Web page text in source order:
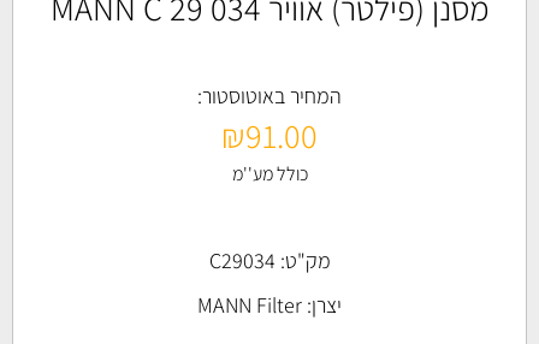
המחיר באוטוסטור:
₪91.00
כולל מע''מ
מק"ט: C29034
יצרן: MANN Filter